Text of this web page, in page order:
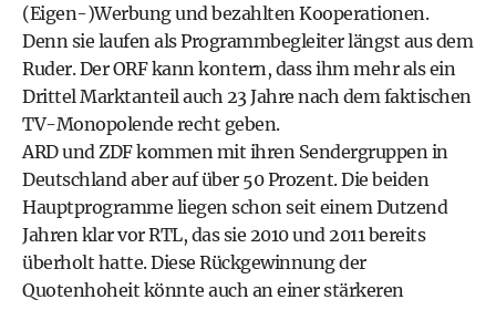
(Eigen-)Werbung und bezahlten Kooperationen.
Denn sie laufen als Programmbegleiter längst aus dem
Ruder. Der ORF kann kontern, dass ihm mehr als ein
Drittel Marktanteil auch 23 Jahre nach dem faktischen
TV-Monopolende recht geben.
ARD und ZDF kommen mit ihren Sendergruppen in
Deutschland aber auf über 50 Prozent. Die beiden
Hauptprogramme liegen schon seit einem Dutzend
Jahren klar vor RTL, das sie 2010 und 2011 bereits
überholt hatte. Diese Rückgewinnung der
Quotenhoheit könnte auch an einer stärkeren